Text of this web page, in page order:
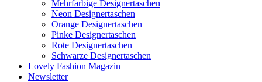
Mehrfarbige Designertaschen
Neon Designertaschen
Orange Designertaschen
Pinke Designertaschen
Rote Designertaschen
Schwarze Designertaschen
Lovely Fashion Magazin
Newsletter